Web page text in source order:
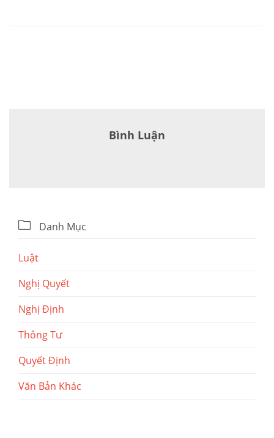
Bình Luận
 Danh Mục
Luật
Nghị Quyết
Nghị Định
Thông Tư
Quyết Định
Văn Bản Khác